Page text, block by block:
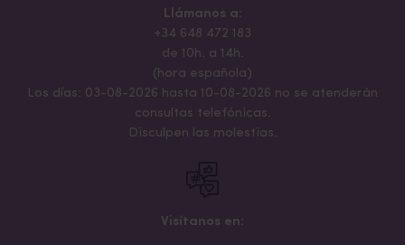
Llámanos a:
+34 648 472 183
de 10h. a 14h.
(hora española)
Los días: 03-08-2026 hasta 10-08-2026 no se atenderán
consultas telefónicas.
Disculpen las molestias.
Visítanos en: